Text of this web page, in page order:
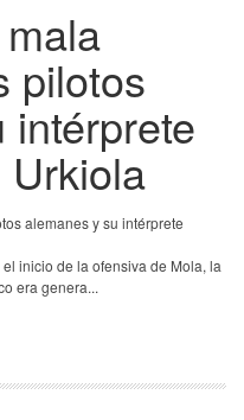
pilotos
intérprete
inicio de la ofensiva de Mola, la
era genera...